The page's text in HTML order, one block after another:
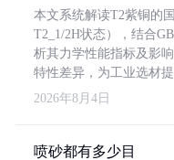
本文系统解读T2紫铜的
T2_1/2H状态），结合
析其力学性能指标及影
特性差异，为工业选材提
2026年8月4日
喷砂都有多少目